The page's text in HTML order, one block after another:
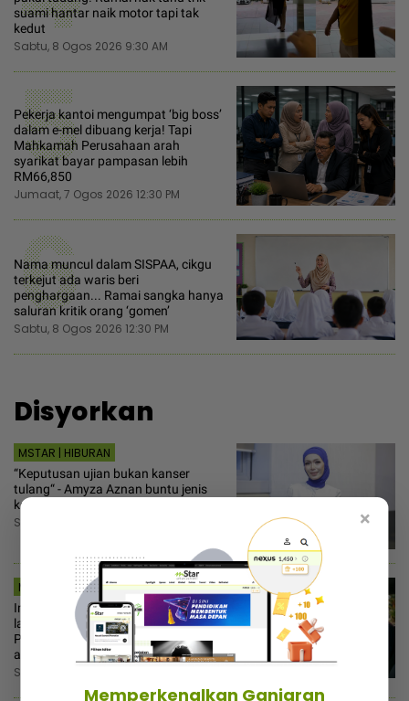
suami hantar naik motor tapi tak
kedut
Sabtu, 8 Ogos 2026 9:30 AM
5
Pekerja kantoi mengumpat ‘big boss’
dalam e-mel dibuang kerja! Tapi
Mahkamah Perusahaan arah
syarikat bayar pampasan lebih
RM66,850
Jumaat, 7 Ogos 2026 12:30 PM
6
Nama muncul dalam SISPAA, cikgu
terkejut ada waris beri
penghargaan... Ramai sangka hanya
saluran kritik orang ‘gomen’
Sabtu, 8 Ogos 2026 12:30 PM
Disyorkan
MSTAR | HIBURAN
“Keputusan ujian bukan kanser
tulang“ - Amyza Aznan buntu jenis
kanser dihidapi anak kedua
Sabtu, 8 Ogos 2026 8:30 PM
MSTAR | VIRAL
Iman anak pak imam bertudung
labuh runtuh di tangan abang!
Pemuda terkejut jumpa bukti aktiviti
asmaradana dalam ‘dashcam’
Sabtu, 8 Ogos 2026 8:00 PM
×
Memperkenalkan Ganjaran